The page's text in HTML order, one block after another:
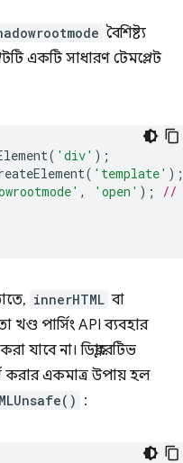
বৈশিষ্ট্য
একটি সাধারণ টেমপ্লেট
( 'div' );
( 'template' );
, 'open' );
//
innerHTML বা
খণ্ড পার্সিং API ব্যবহার
না। ডিক্লারেটিভ
করার একমাত্র উপায় হল
: